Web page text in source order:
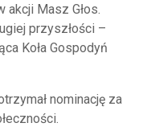
akcji Masz Głos.
przyszłości –
Koła Gospodyń
nominację za